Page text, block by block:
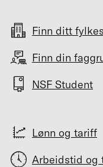
Finn ditt
Finn din
NSF Student
Lønn og tariff
Arbeidstid og